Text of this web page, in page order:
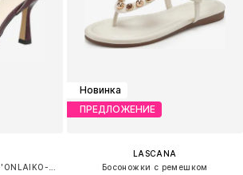
Новинка
ПРЕДЛОЖЕНИЕ
LASCANA
Босоножки с ремешком